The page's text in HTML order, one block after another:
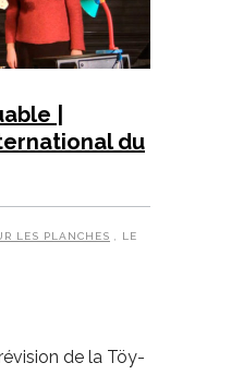
|
du
LES PLANCHES
, LE
de la Töy-